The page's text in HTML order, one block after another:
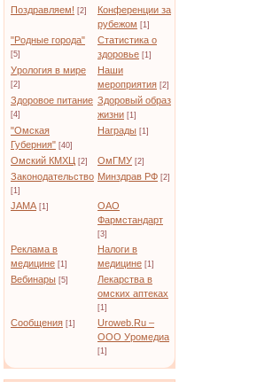
Поздравляем! [2]
Конференции за
рубежом [1]
"Родные города"
[5]
Статистика о
здоровье [1]
Урология в мире
[2]
Наши
мероприятия [2]
Здоровое питание
[4]
Здоровый образ
жизни [1]
"Омская
Губерния" [40]
Награды [1]
Омский КМХЦ [2] ОмГМУ [2]
Законодательство
[1]
Минздрав РФ [2]
JAMA [1]
ОАО
Фармстандарт
[3]
Реклама в
медицине [1]
Налоги в
медицине [1]
Вебинары [5]
Лекарства в
омских аптеках
[1]
Сообщения [1]
Uroweb.Ru –
ООО Уромедиа
[1]